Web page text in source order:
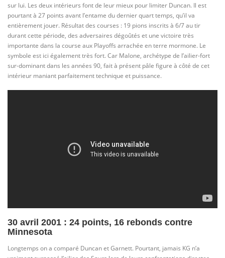
sur lui. Les deux intérieurs font de leur mieux pour limiter Duncan. Il est
pourtant à 27 points avant l’entame du dernier quart temps, qu’il va
entièrement jouer. Résultat des courses : 19 pions inscrits à 6/7 au tir
durant cette période, des adversaires dégoûtés et une victoire très
importante dans la course aux Playoffs arrachée en terre mormone. Le
symbole est ici également très fort. Car Malone, archétype de l’ailier-fort
sur-dominant dans les années 90, fait à présent pâle figure à côté de cet
intérieur maniant parfaitement technique et puissance.
30 avril 2001 : 24 points, 16 rebonds contre
Minnesota
Longtemps on a comparé Duncan et Garnett. Pourtant, jamais KG n’a